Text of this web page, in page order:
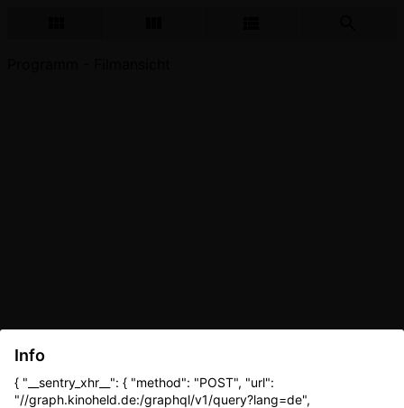
Info
{ "__sentry_xhr__": { "method": "POST", "url":
"//graph.kinoheld.de:/graphql/v1/query?lang=de",